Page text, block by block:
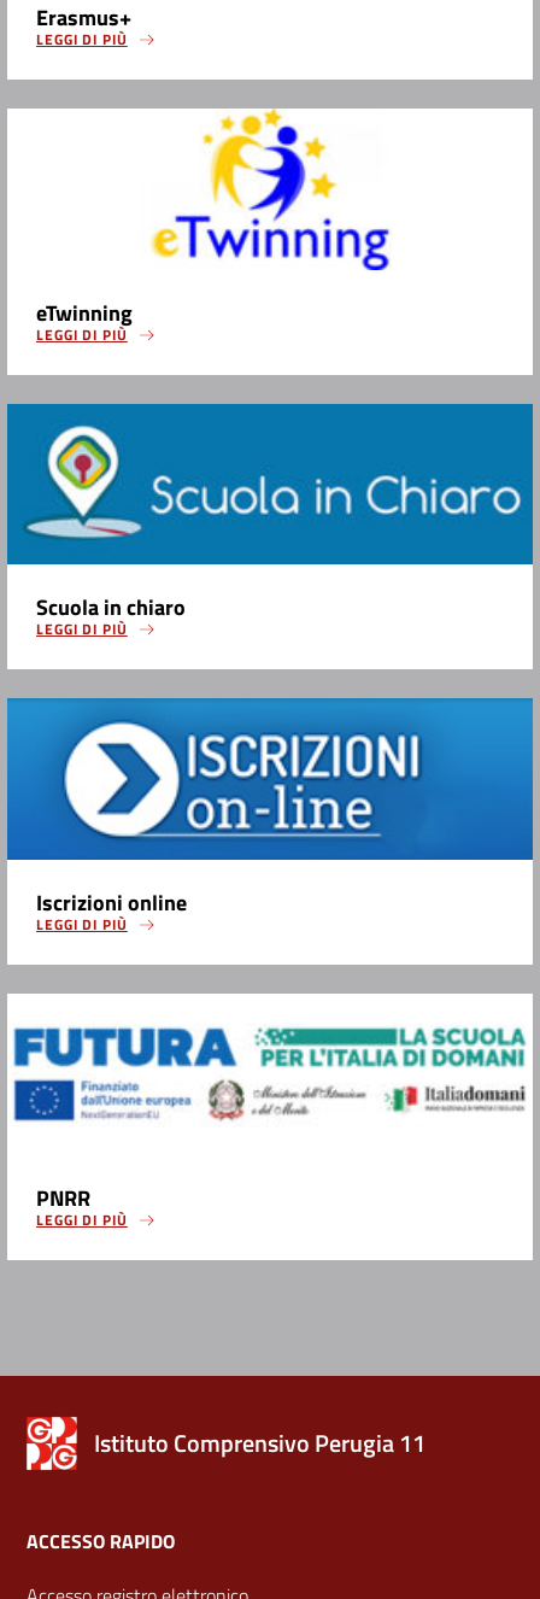
Erasmus+
LEGGI DI PIÙ
eTwinning
LEGGI DI PIÙ
Scuola in chiaro
LEGGI DI PIÙ
Iscrizioni online
LEGGI DI PIÙ
PNRR
LEGGI DI PIÙ
Istituto Comprensivo Perugia 11
ACCESSO RAPIDO